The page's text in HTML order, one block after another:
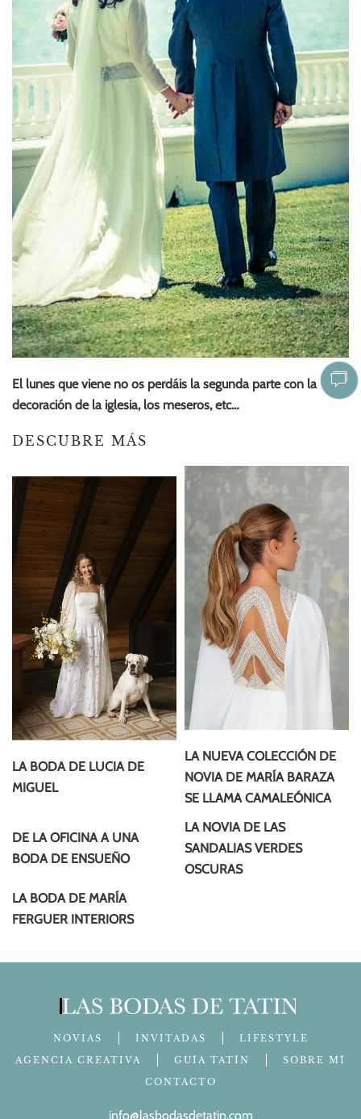
El lunes que viene no os perdáis la segunda parte con la
decoración de la iglesia, los meseros, etc…
DESCUBRE MÁS
LA BODA DE LUCIA DE
MIGUEL
LA NUEVA COLECCIÓN DE
NOVIA DE MARÍA BARAZA
SE LLAMA CAMALEÓNICA
DE LA OFICINA A UNA
BODA DE ENSUEÑO
LA NOVIA DE LAS
SANDALIAS VERDES
OSCURAS
LA BODA DE MARÍA
FERGUER INTERIORS
NOVIAS INVITADAS
LIFESTYLE
AGENCIA CREATIVA
GUÍA TATÍN
SOBRE MÍ
CONTACTO
info@lasbodasdetatin.com